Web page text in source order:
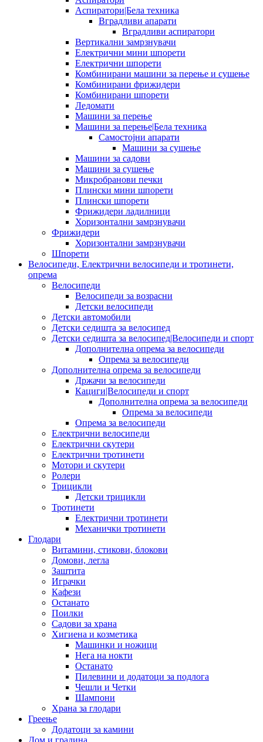
Аспиратори|Бела техника
Вградливи апарати
Вградливи аспиратори
Вертикални замрзнувачи
Електрични мини шпорети
Електрични шпорети
Комбинирани машини за перење и сушење
Комбинирани фрижидери
Комбинирани шпорети
Ледомати
Машини за перење
Машини за перење|Бела техника
Самостојни апарати
Машини за сушење
Машини за садови
Машини за сушење
Микробранови печки
Плински мини шпорети
Плински шпорети
Фрижидери ладилници
Хоризонтални замрзнувачи
Фрижидери
Хоризонтални замрзнувачи
Шпорети
Велосипеди, Електрични велосипеди и тротинети,
опрема
Велосипеди
Велосипеди за возрасни
Детски велосипеди
Детски автомобили
Детски седишта за велосипед
Детски седишта за велосипед|Велосипеди и спорт
Дополнителна опрема за велосипеди
Опрема за велосипеди
Дополнителна опрема за велосипеди
Држачи за велосипеди
Кациги|Велосипеди и спорт
Дополнителна опрема за велосипеди
Опрема за велосипеди
Опрема за велосипеди
Електрични велосипеди
Електрични скутери
Електрични тротинети
Мотори и скутери
Ролери
Трицикли
Детски трицикли
Тротинети
Електрични тротинети
Механички тротинети
Глодари
Витамини, стикови, блокови
Домови, легла
Заштита
Играчки
Кафези
Останато
Поилки
Садови за храна
Хигиена и козметика
Машинки и ножици
Нега на нокти
Останато
Пилевини и додатоци за подлога
Чешли и Четки
Шампони
Храна за глодари
Греење
Додатоци за камини
Дом и градина